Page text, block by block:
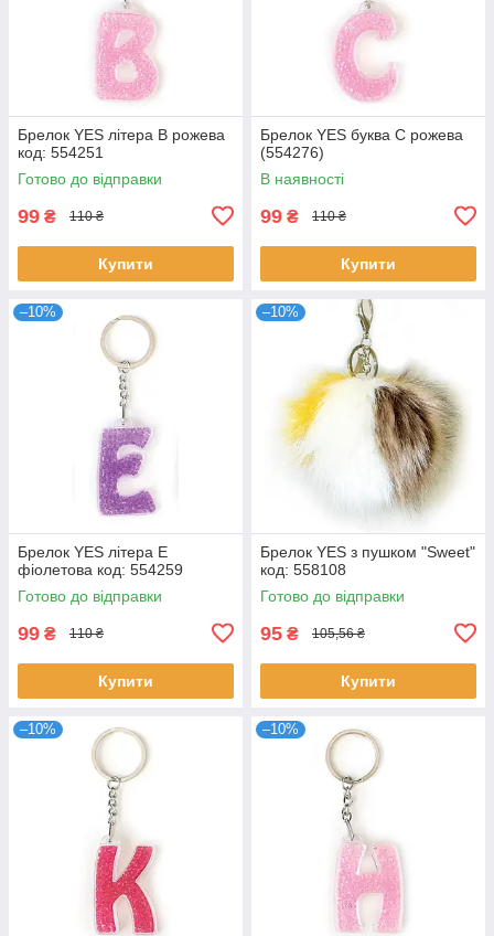
Брелок YES літера В рожева
код: 554251
Готово до відправки
99 ₴ 110 ₴
Купити
Брелок YES буква С рожева
(554276)
В наявності
99 ₴ 110 ₴
Купити
–10%
Брелок YES літера Е
фіолетова код: 554259
Готово до відправки
99 ₴ 110 ₴
Купити
–10%
Брелок YES з пушком "Sweet"
код: 558108
Готово до відправки
95 ₴ 105,56 ₴
Купити
–10% –10%